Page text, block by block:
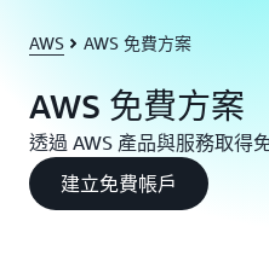
AWS AWS 免費方案
AWS 免費方案
透過 AWS 產品與服務取得
建立免費帳戶